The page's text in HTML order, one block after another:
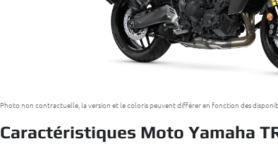
Photo non contractuelle, la version et le coloris peuvent différer en fonction des
Caractéristiques Moto Yamaha